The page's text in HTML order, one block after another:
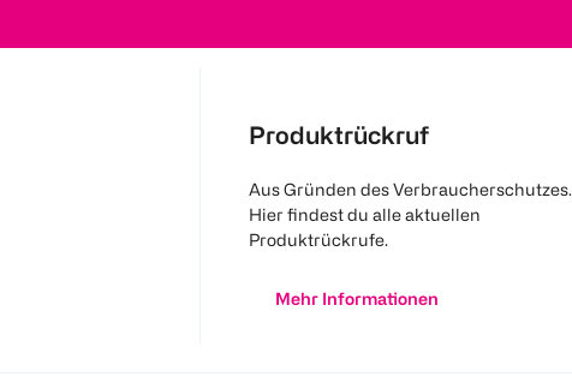
Produktrückruf
Aus Gründen des Verbraucherschutzes.
Hier findest du alle aktuellen
Produktrückrufe.
Mehr Informationen